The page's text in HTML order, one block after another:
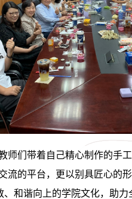
师们带着自己精心制作的手
流的平台，更以别具匠心的
、和谐向上的学院文化，助